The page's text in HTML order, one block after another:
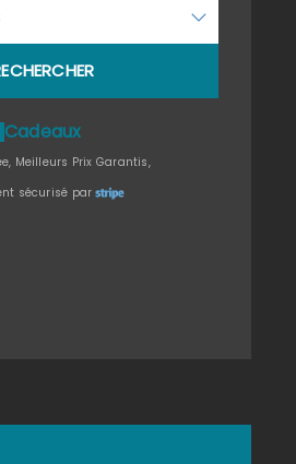
Cadeaux
Meilleurs Prix Garantis,
sécurisé par